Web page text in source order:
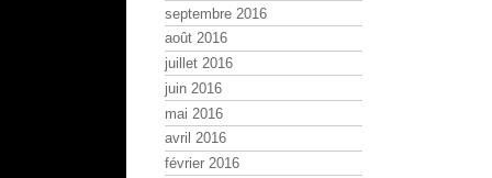
septembre 2016
août 2016
juillet 2016
juin 2016
mai 2016
avril 2016
février 2016